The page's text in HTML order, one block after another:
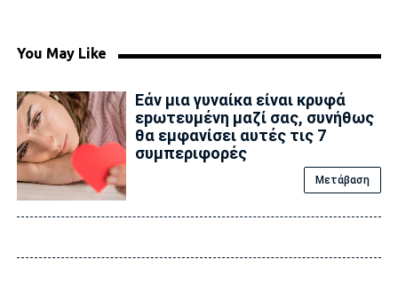
You May Like
Εάν μια γυναίκα είναι κρυφά
εpωτευμένη μαζί σας, συνήθως
θα εμφανίσει αυτές τις 7
συμπεριφορές
Μετάβαση